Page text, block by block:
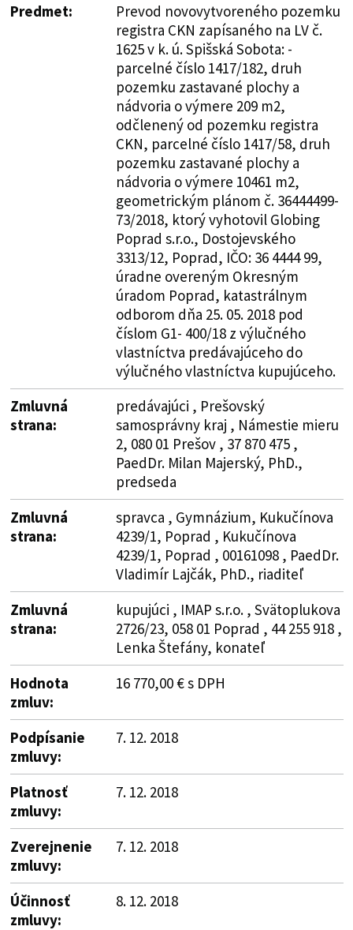
Predmet:
Prevod novovytvoreného pozemku
registra CKN zapísaného na LV č.
1625 v k. ú. Spišská Sobota: -
parcelné číslo 1417/182, druh
pozemku zastavané plochy a
nádvoria o výmere 209 m2,
odčlenený od pozemku registra
CKN, parcelné číslo 1417/58, druh
pozemku zastavané plochy a
nádvoria o výmere 10461 m2,
geometrickým plánom č. 36444499-
73/2018, ktorý vyhotovil Globing
Poprad s.r.o., Dostojevského
3313/12, Poprad, IČO: 36 4444 99,
úradne overeným Okresným
úradom Poprad, katastrálnym
odborom dňa 25. 05. 2018 pod
číslom G1- 400/18 z výlučného
vlastníctva predávajúceho do
výlučného vlastníctva kupujúceho.
Zmluvná
strana:
predávajúci , Prešovský
samosprávny kraj , Námestie mieru
2, 080 01 Prešov , 37 870 475 ,
PaedDr. Milan Majerský, PhD.,
predseda
Zmluvná
strana:
spravca , Gymnázium, Kukučínova
4239/1, Poprad , Kukučínova
4239/1, Poprad , 00161098 , PaedDr.
Vladimír Lajčák, PhD., riaditeľ
Zmluvná
strana:
kupujúci , IMAP s.r.o. , Svätoplukova
2726/23, 058 01 Poprad , 44 255 918 ,
Lenka Štefány, konateľ
Hodnota
zmluv:
16 770,00 € s DPH
Podpísanie
zmluvy:
7. 12. 2018
Platnosť
zmluvy:
7. 12. 2018
Zverejnenie
zmluvy:
7. 12. 2018
Účinnosť
zmluvy:
8. 12. 2018